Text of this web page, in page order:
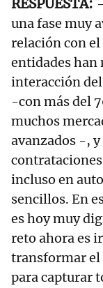
una fase muy
relación con
entidades han
interacción
-con más del
muchos
avanzados -,
incluso en
sencillos. En
es hoy muy
reto ahora es
transformar el
para capturar